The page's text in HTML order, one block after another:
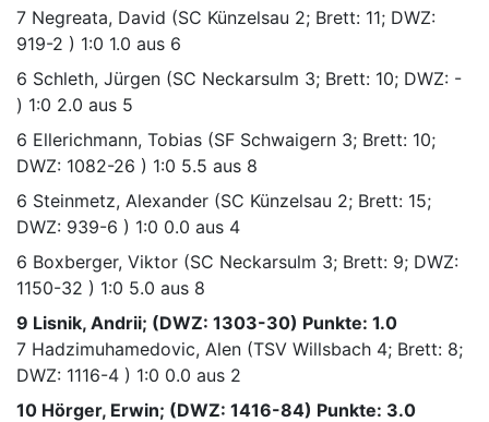
7 Negreata, David (SC Künzelsau 2; Brett: 11; DWZ:
919-2 ) 1:0 1.0 aus 6
6 Schleth, Jürgen (SC Neckarsulm 3; Brett: 10; DWZ: -
) 1:0 2.0 aus 5
6 Ellerichmann, Tobias (SF Schwaigern 3; Brett: 10;
DWZ: 1082-26 ) 1:0 5.5 aus 8
6 Steinmetz, Alexander (SC Künzelsau 2; Brett: 15;
DWZ: 939-6 ) 1:0 0.0 aus 4
6 Boxberger, Viktor (SC Neckarsulm 3; Brett: 9; DWZ:
1150-32 ) 1:0 5.0 aus 8
9 Lisnik, Andrii; (DWZ: 1303-30) Punkte: 1.0
7 Hadzimuhamedovic, Alen (TSV Willsbach 4; Brett: 8;
DWZ: 1116-4 ) 1:0 0.0 aus 2
10 Hörger, Erwin; (DWZ: 1416-84) Punkte: 3.0